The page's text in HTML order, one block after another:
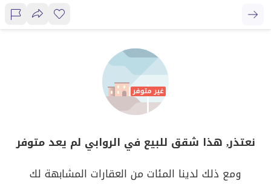
نعتذر, هذا شقق للبيع في الروابي لم يعد متوفر
ومع ذلك لدينا المئات من العقارات المشابهة لك